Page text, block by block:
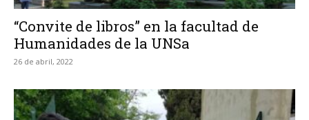
“Convite de libros” en la facultad de
Humanidades de la UNSa
26 de abril, 2022